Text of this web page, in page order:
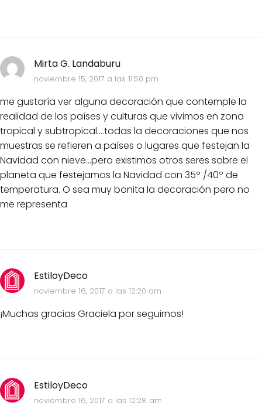
Mirta G. Landaburu
noviembre 15, 2017 a las 11:50 pm
me gustaría ver alguna decoración que contemple la
realidad de los países y culturas que vivimos en zona
tropical y subtropical....todas la decoraciones que nos
muestras se refieren a países o lugares que festejan la
Navidad con nieve...pero existimos otros seres sobre el
planeta que festejamos la Navidad con 35º /40º de
temperatura. O sea muy bonita la decoración pero no
me representa
EstiloyDeco
noviembre 16, 2017 a las 12:20 am
¡Muchas gracias Graciela por seguirnos!
EstiloyDeco
noviembre 16, 2017 a las 12:28 am